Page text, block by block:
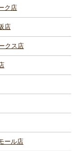
ク店
店
クス店
ール店